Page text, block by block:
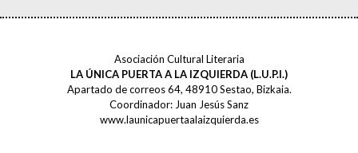
Asociación Cultural Literaria
LA ÚNICA PUERTA A LA IZQUIERDA (L.U.P.I.)
Apartado de correos 64, 48910 Sestao, Bizkaia.
Coordinador: Juan Jesús Sanz
www.launicapuertaalaizquierda.es